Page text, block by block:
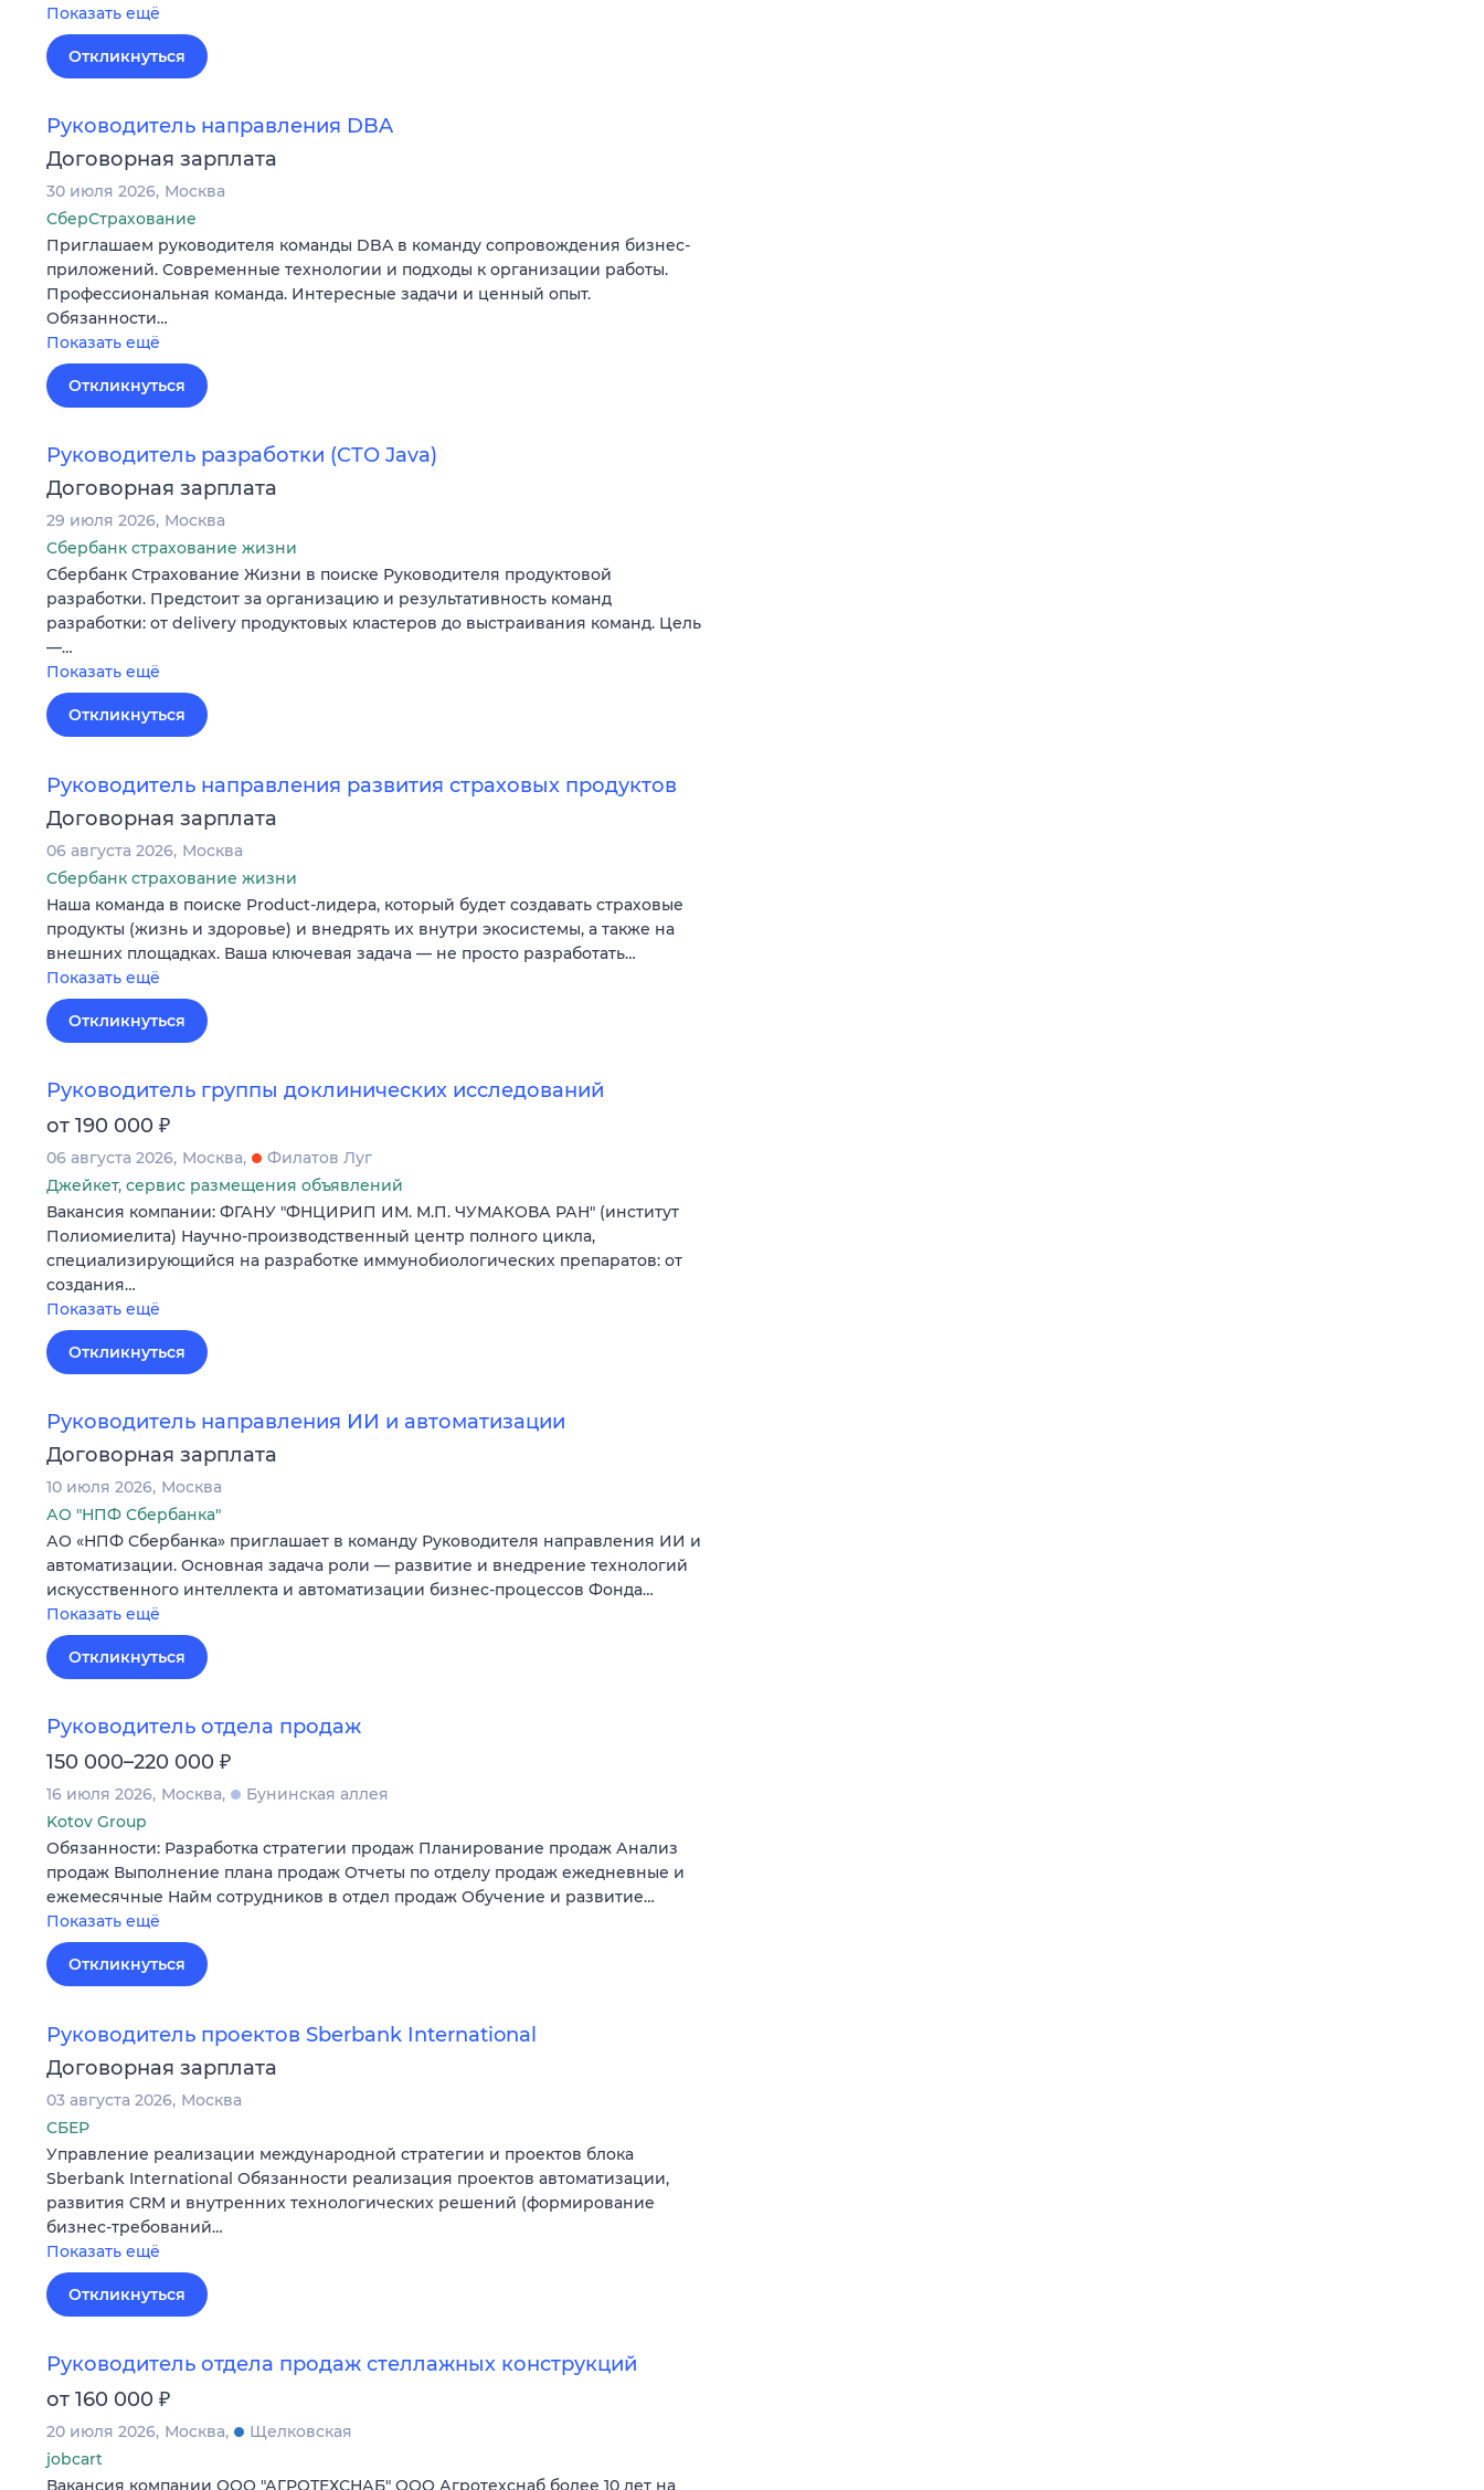
Показать ещё
Откликнуться
Руководитель направления DBA
Договорная зарплата
30 июля 2026 Москва
СберСтрахование
Приглашаем руководителя команды DBA в команду сопровождения бизнес-
приложений. Современные технологии и подходы к организации работы.
Профессиональная команда. Интересные задачи и ценный опыт.
Обязанности…
Показать ещё
Откликнуться
Руководитель разработки (СТО Java)
Договорная зарплата
29 июля 2026 Москва
Сбербанк страхование жизни
Сбербанк Страхование Жизни в поиске Руководителя продуктовой
разработки. Предстоит за организацию и результативность команд
разработки: от delivery продуктовых кластеров до выстраивания команд. Цель
—…
Показать ещё
Откликнуться
Руководитель направления развития страховых продуктов
Договорная зарплата
06 августа 2026 Москва
Сбербанк страхование жизни
Наша команда в поиске Product-лидера, который будет создавать страховые
продукты (жизнь и здоровье) и внедрять их внутри экосистемы, а также на
внешних площадках. Ваша ключевая задача — не просто разработать…
Показать ещё
Откликнуться
Руководитель группы доклинических исследований
от 190 000 ₽
06 августа 2026 Москва
Филатов Луг
Джейкет, сервис размещения объявлений
Вакансия компании: ФГАНУ "ФНЦИРИП ИМ. М.П. ЧУМАКОВА РАН" (институт
Полиомиелита) Научно-производственный центр полного цикла,
специализирующийся на разработке иммунобиологических препаратов: от
создания…
Показать ещё
Откликнуться
Руководитель направления ИИ и автоматизации
Договорная зарплата
10 июля 2026 Москва
АО "НПФ Сбербанка"
АО «НПФ Сбербанка» приглашает в команду Руководителя направления ИИ и
автоматизации. Основная задача роли — развитие и внедрение технологий
искусственного интеллекта и автоматизации бизнес-процессов Фонда…
Показать ещё
Откликнуться
Руководитель отдела продаж
150 000–220 000 ₽
16 июля 2026 Москва
Бунинская аллея
Kotov Group
Обязанности: Разработка стратегии продаж Планирование продаж Анализ
продаж Выполнение плана продаж Отчеты по отделу продаж ежедневные и
ежемесячные Найм сотрудников в отдел продаж Обучение и развитие…
Показать ещё
Откликнуться
Руководитель проектов Sberbank International
Договорная зарплата
03 августа 2026 Москва
СБЕР
Управление реализации международной стратегии и проектов блока
Sberbank International Обязанности реализация проектов автоматизации,
развития CRM и внутренних технологических решений (формирование
бизнес-требований…
Показать ещё
Откликнуться
Руководитель отдела продаж стеллажных конструкций
от 160 000 ₽
20 июля 2026 Москва
Щелковская
jobcart
Вакансия компании ООО "АГРОТЕХСНАБ" ООО Агротехснаб более 10 лет на